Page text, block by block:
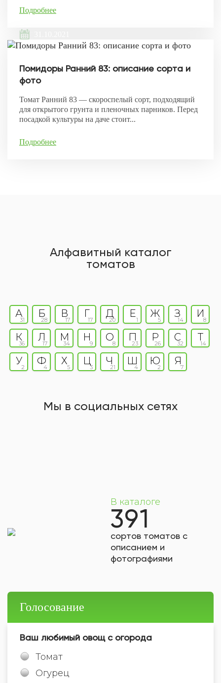
Подробнее
Помидоры Ранний 83: описание сорта и
фото
Томат Ранний 83 — скороспелый сорт, подходящий
для открытого грунта и пленочных парников. Перед
посадкой культуры на даче стоит...
Подробнее
Алфавитный каталог
томатов
А
31
Б
28
В
17
Г
17
Д
20
Е
1
Ж
5
З
14
И
8
К
36
Л
17
М
34
Н
9
О
8
П
23
Р
26
С
32
Т
14
У
2
Ф
4
Х
5
Ц
3
Ч
21
Ш
4
Ю
2
Я
7
Мы в социальных сетях
В каталоге
391
сортов томатов с
описанием и
фотографиями
Голосование
Ваш любимый овощ с огорода
Томат
Огурец